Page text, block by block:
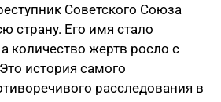
Советского Союза
страну. Его имя стало
количество жертв росло с
история самого
расследования в